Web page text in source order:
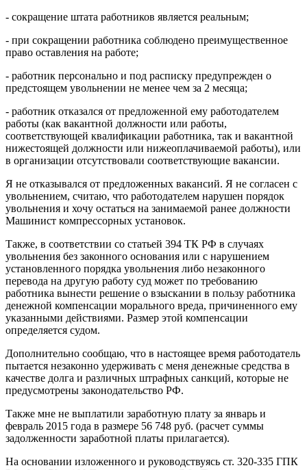
- сокращение штата работников является реальным;
- при сокращении работника соблюдено преимущественное
право оставления на работе;
- работник персонально и под расписку предупрежден о
предстоящем увольнении не менее чем за 2 месяца;
- работник отказался от предложенной ему работодателем
работы (как вакантной должности или работы,
соответствующей квалификации работника, так и вакантной
нижестоящей должности или нижеоплачиваемой работы), или
в организации отсутствовали соответствующие вакансии.
Я не отказывался от предложенных вакансий. Я не согласен с
увольнением, считаю, что работодателем нарушен порядок
увольнения и хочу остаться на занимаемой ранее должности
Машинист компрессорных установок.
Также, в соответствии со статьей 394 ТК РФ в случаях
увольнения без законного основания или с нарушением
установленного порядка увольнения либо незаконного
перевода на другую работу суд может по требованию
работника вынести решение о взыскании в пользу работника
денежной компенсации морального вреда, причиненного ему
указанными действиями. Размер этой компенсации
определяется судом.
Дополнительно сообщаю, что в настоящее время работодатель
пытается незаконно удерживать с меня денежные средства в
качестве долга и различных штрафных санкций, которые не
предусмотрены законодательство РФ.
Также мне не выплатили заработную плату за январь и
февраль 2015 года в размере 56 748 руб. (расчет суммы
задолженности заработной платы прилагается).
На основании изложенного и руководствуясь ст. 320-335 ГПК